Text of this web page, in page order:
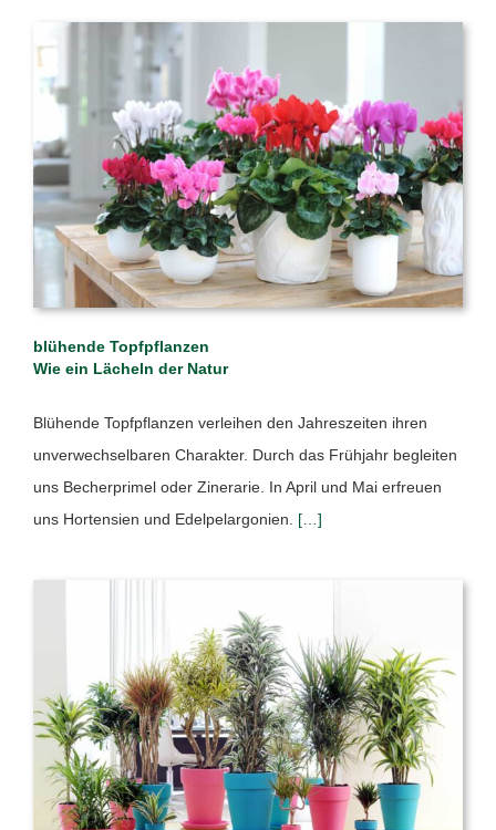
blühende Topfpflanzen
Wie ein Lächeln der Natur
Blühende Topfpflanzen verleihen den Jahreszeiten ihren
unverwechselbaren Charakter. Durch das Frühjahr begleiten
uns Becherprimel oder Zinerarie. In April und Mai erfreuen
uns Hortensien und Edelpelargonien. […]